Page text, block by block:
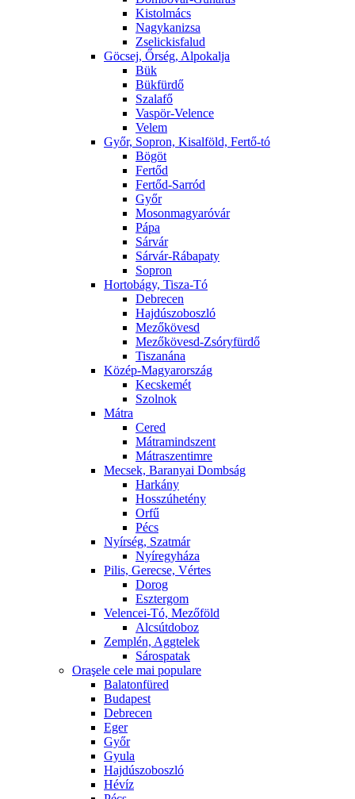
Kistolmács
Nagykanizsa
Zselickisfalud
Göcsej, Őrség, Alpokalja
Bük
Bükfürdő
Szalafő
Vaspör-Velence
Velem
Győr, Sopron, Kisalföld, Fertő-tó
Bögöt
Fertőd
Fertőd-Sarród
Győr
Mosonmagyaróvár
Pápa
Sárvár
Sárvár-Rábapaty
Sopron
Hortobágy, Tisza-Tó
Debrecen
Hajdúszoboszló
Mezőkövesd
Mezőkövesd-Zsóryfürdő
Tiszanána
Közép-Magyarország
Kecskemét
Szolnok
Mátra
Cered
Mátramindszent
Mátraszentimre
Mecsek, Baranyai Dombság
Harkány
Hosszúhetény
Orfű
Pécs
Nyírség, Szatmár
Nyíregyháza
Pilis, Gerecse, Vértes
Dorog
Esztergom
Velencei-Tó, Mezőföld
Alcsútdoboz
Zemplén, Aggtelek
Sárospatak
Oraşele cele mai populare
Balatonfüred
Budapest
Debrecen
Eger
Győr
Gyula
Hajdúszoboszló
Hévíz